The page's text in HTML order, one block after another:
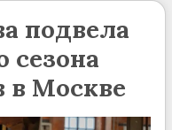
подвела
сезона
в Москве